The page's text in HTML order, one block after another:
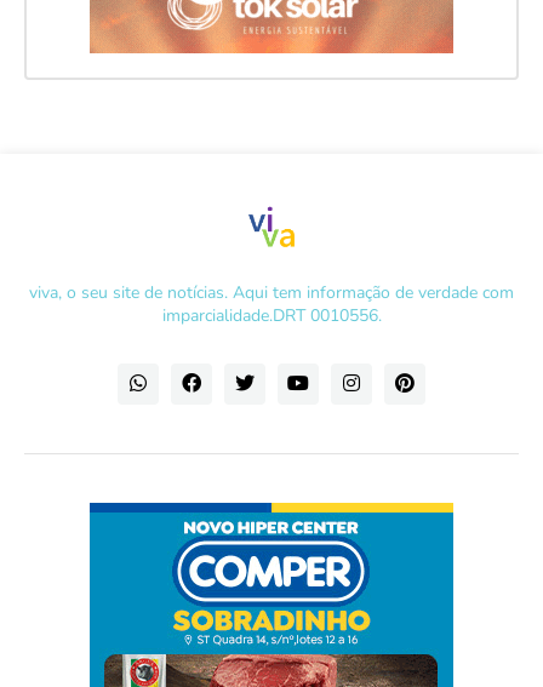
viva, o seu site de notícias. Aqui tem informação de verdade com
imparcialidade.DRT 0010556.